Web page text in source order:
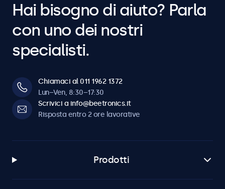
Hai bisogno di aiuto? Parla
con uno dei nostri
specialisti.
Chiamaci al 011 1962 1372
Lun–Ven, 8:30–17:30
Scrivici a info@beetronics.it
Risposta entro 2 ore lavorative
Prodotti